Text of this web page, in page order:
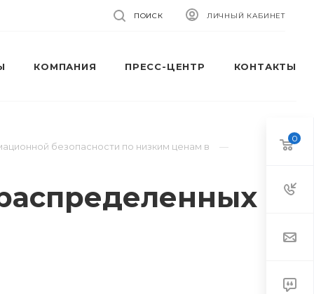
ЛИЧНЫЙ КАБИНЕТ
ПОИСК
КОМПАНИЯ ПРЕСС-ЦЕНТР КОНТАКТЫ
безопасности по низким ценам в
0